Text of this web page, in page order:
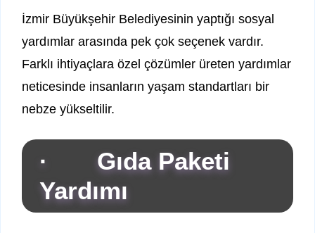
İzmir Büyükşehir Belediyesinin yaptığı sosyal
yardımlar arasında pek çok seçenek vardır.
Farklı ihtiyaçlara özel çözümler üreten yardımlar
neticesinde insanların yaşam standartları bir
nebze yükseltilir.
· Gıda Paketi
Yardımı